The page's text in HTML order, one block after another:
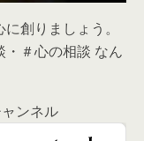
創りましょう。
・＃心の相談 なん
ンネル